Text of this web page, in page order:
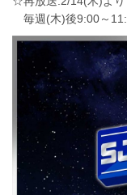
毎週(木)後9:00～